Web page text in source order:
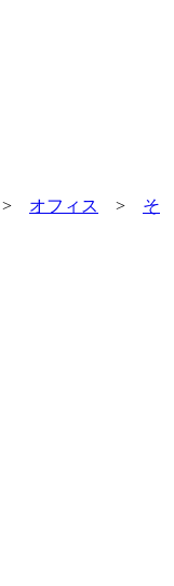
> オフィス >
そ